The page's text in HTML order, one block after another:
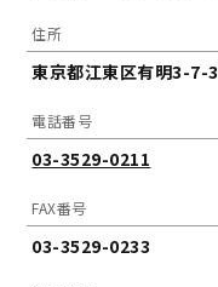
住所
東京都江東区有明3-7-3
電話番号
03-3529-0211
FAX番号
03-3529-0233